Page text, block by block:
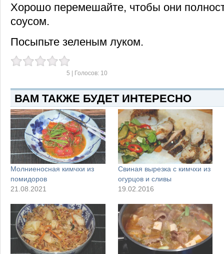
Хорошо перемешайте, чтобы они
соусом.
Посыпьте зеленым луком.
5 | Голосов: 10
ВАМ ТАКЖЕ БУДЕТ ИНТЕРЕСНО
Молниеносная кимчхи из
помидоров
21.08.2021
Cвиная вырезка c кимчхи из
огурцов и сливы
19.02.2016